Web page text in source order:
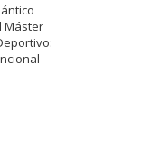
Máster